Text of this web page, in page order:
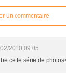
un commentaire
2010 09:05
cette série de